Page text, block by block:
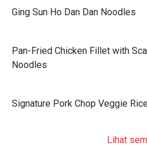
Ging Sun Ho Dan Dan Noodles
Pan-Fried Chicken Fillet with
Noodles
Signature Pork Chop Veggie
Lihat